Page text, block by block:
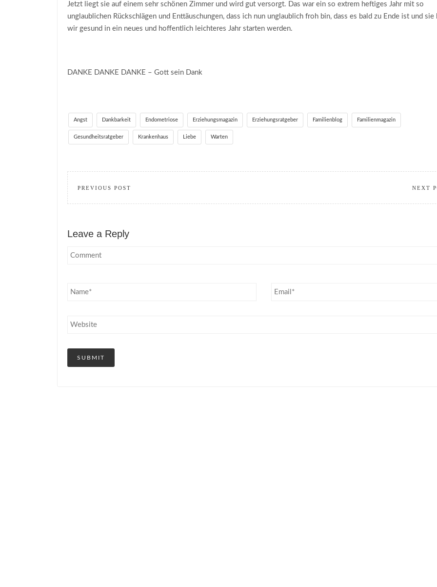
Jetzt liegt sie auf einem sehr schönen Zimmer und wird gut versorgt. Das war ein so extrem heftiges Jahr mit so
unglaublichen Rückschlägen und Enttäuschungen, dass ich nun unglaublich froh bin, dass es bald zu Ende ist und sie
wir gesund in ein neues und hoffentlich leichteres Jahr starten werden.
DANKE DANKE DANKE – Gott sein Dank
Angst Dankbarkeit Endometriose Erziehungsmagazin Erziehungsratgeber Familienblog Familienmagazin
Gesundheitsratgeber Krankenhaus Liebe Warten
PREVIOUS POST NEXT
Leave a Reply